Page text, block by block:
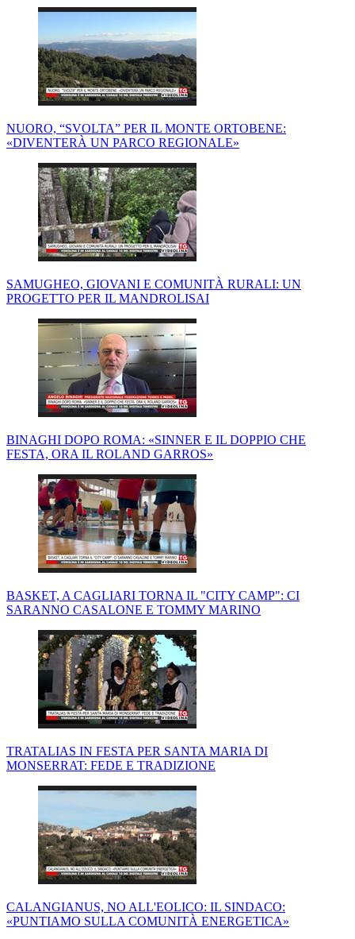
NUORO, “SVOLTA” PER IL MONTE ORTOBENE:
«DIVENTERÀ UN PARCO REGIONALE»
SAMUGHEO, GIOVANI E COMUNITÀ RURALI: UN
PROGETTO PER IL MANDROLISAI
BINAGHI DOPO ROMA: «SINNER E IL DOPPIO CHE
FESTA, ORA IL ROLAND GARROS»
BASKET, A CAGLIARI TORNA IL "CITY CAMP": CI
SARANNO CASALONE E TOMMY MARINO
TRATALIAS IN FESTA PER SANTA MARIA DI
MONSERRAT: FEDE E TRADIZIONE
CALANGIANUS, NO ALL'EOLICO: IL SINDACO:
«PUNTIAMO SULLA COMUNITÀ ENERGETICA»